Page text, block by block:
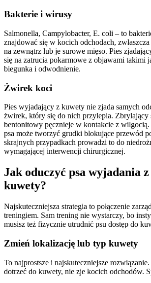
Bakterie i wirusy
Salmonella, Campylobacter, E. coli – to
znajdować się w kocich odchodach,
na zewnątrz lub je surowe mięso. Pies
się na zatrucia pokarmowe z objawami takimi
biegunka i odwodnienie.
Żwirek koci
Pies wyjadający z kuwety nie zjada samych
żwirek, który się do nich przylepia. Zbrylający
bentonitowy pęcznieje w kontakcie z wilgocią.
psa może tworzyć grudki blokujące przewód
skrajnych przypadkach prowadzi to do
wymagającej interwencji chirurgicznej.
Jak oduczyć psa wyjadania
kuwety?
Najskuteczniejsza strategia to połączenie
treningiem. Sam trening nie wystarczy, bo
musisz też fizycznie utrudnić psu dostęp do
Zmień lokalizację lub typ kuwety
To najprostsze i najskuteczniejsze
dotrzeć do kuwety, nie zje kocich odchodów.